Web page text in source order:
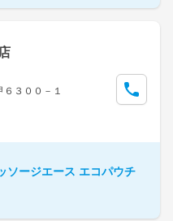
３００－１
ソージエース エコパウチ